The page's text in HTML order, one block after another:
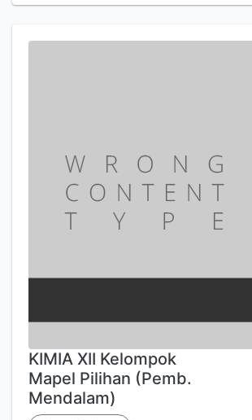
KIMIA XII Kelompok
Mapel Pilihan (Pemb.
Mendalam)